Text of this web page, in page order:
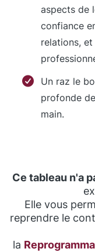
aspects de
confiance
relations,
Un raz le
profonde
main.
Ce tableau n'a
Elle vous
reprendre le
la